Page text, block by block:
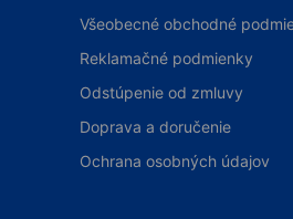
Všeobecné obchodné
Reklamačné podmienky
Odstúpenie od zmluvy
Doprava a doručenie
Ochrana osobných údajov